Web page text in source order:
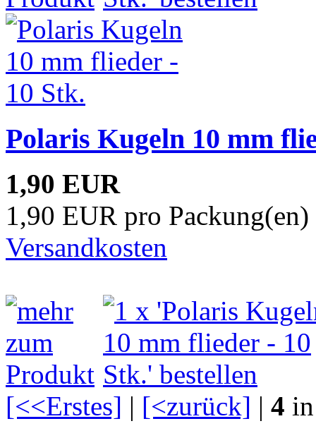
Polaris Kugeln 10 mm
1,90 EUR
1,90 EUR pro
Versandkosten
[<<Erstes] | [<zurück] | 4